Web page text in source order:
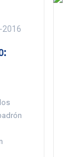
2016